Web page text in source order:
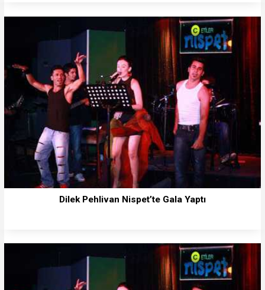
Dilek Pehlivan Nispet’te Gala Yaptı